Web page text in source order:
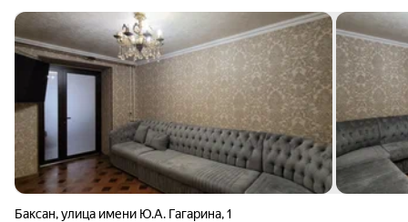
Баксан,улица имени Ю.А. Гагарина,1